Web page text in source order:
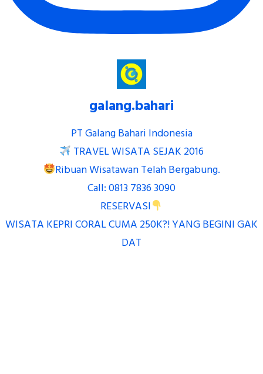
galang.bahari
PT Galang Bahari Indonesia
TRAVEL WISATA SEJAK 2016
Ribuan Wisatawan Telah Bergabung.
Call: 0813 7836 3090
RESERVASI
WISATA KEPRI CORAL CUMA 250K?! YANG BEGINI GAK
DAT